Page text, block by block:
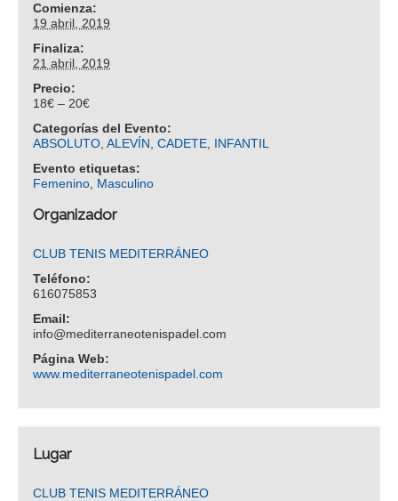
Comienza:
19 abril, 2019
Finaliza:
21 abril, 2019
Precio:
18€ – 20€
Categorías del Evento:
ABSOLUTO,ALEVÍN,CADETE, INFANTIL
Evento etiquetas:
Femenino, Masculino
Organizador
CLUB TENIS MEDITERRÁNEO
Teléfono:
616075853
Email:
info@mediterraneotenispadel.com
Página Web:
www.mediterraneotenispadel.com
Lugar
CLUB TENIS MEDITERRÁNEO